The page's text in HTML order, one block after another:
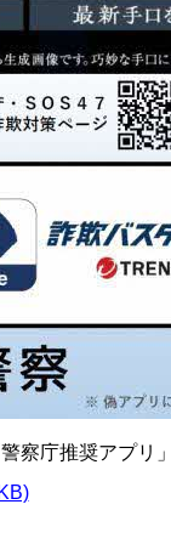
察庁推奨アプリ